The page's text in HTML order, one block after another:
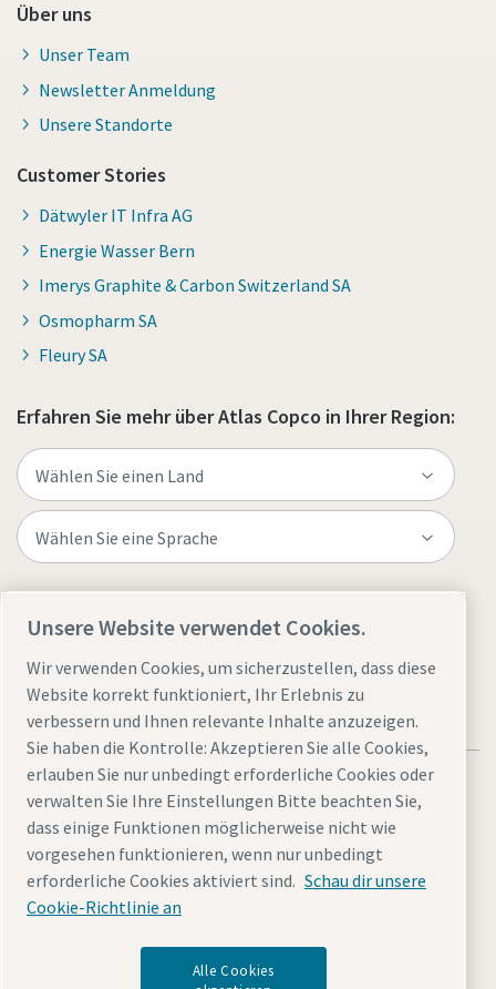
Über uns
Unser Team
Newsletter Anmeldung
Unsere Standorte
Customer Stories
Dätwyler IT Infra AG
Energie Wasser Bern
Imerys Graphite & Carbon Switzerland SA
Osmopharm SA
Fleury SA
Erfahren Sie mehr über Atlas Copco in Ihrer Region:
Rechtliche Hinweise und Datenschutzerklärung
Cookies verwalten
© 2026 Atlas Copco (Schweiz) AG
Unsere Website verwendet Cookies.
Wir verwenden Cookies, um sicherzustellen, dass diese
Website korrekt funktioniert, Ihr Erlebnis zu
verbessern und Ihnen relevante Inhalte anzuzeigen.
Sie haben die Kontrolle: Akzeptieren Sie alle Cookies,
erlauben Sie nur unbedingt erforderliche Cookies oder
verwalten Sie Ihre Einstellungen Bitte beachten Sie,
dass einige Funktionen möglicherweise nicht wie
vorgesehen funktionieren, wenn nur unbedingt
erforderliche Cookies aktiviert sind. Schau dir unsere
Cookie-Richtlinie an
Alle Cookies